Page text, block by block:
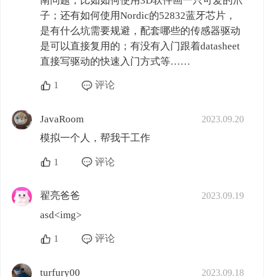
子；还有如何使用Nordic的52832蓝牙芯片，
是有什么坑需要规避，配套哪些的传感器驱动
是可以直接复用的；有没有入门跟着datasheet
直接写驱动的快速入门方式等……
1 评论
JavaRoom 2023.09.20
模拟一个人，帮我干工作
1 评论
翟亮爸爸 2023.09.19
asd<img>
1 评论
turfury00 2023.09.18